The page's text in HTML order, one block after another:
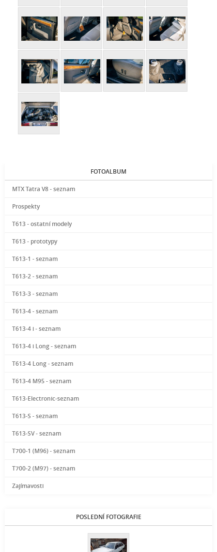
FOTOALBUM
MTX Tatra V8 - seznam
Prospekty
T613 - ostatní modely
T613 - prototypy
T613-1 - seznam
T613-2 - seznam
T613-3 - seznam
T613-4 - seznam
T613-4 i - seznam
T613-4 i Long - seznam
T613-4 Long - seznam
T613-4 M95 - seznam
T613-Electronic-seznam
T613-S - seznam
T613-SV - seznam
T700-1 (M96) - seznam
T700-2 (M97) - seznam
Zajímavosti
POSLEDNÍ FOTOGRAFIE